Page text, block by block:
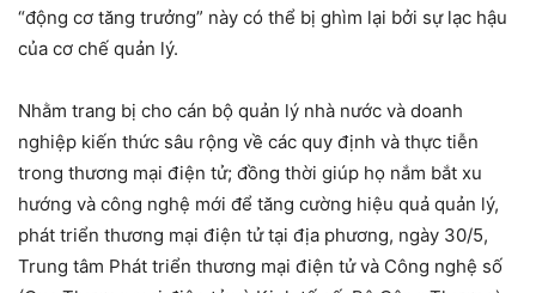
“động cơ tăng trưởng” này có thể bị ghìm lại bởi sự lạc hậu
của cơ chế quản lý.
Nhằm trang bị cho cán bộ quản lý nhà nước và doanh
nghiệp kiến thức sâu rộng về các quy định và thực tiễn
trong thương mại điện tử; đồng thời giúp họ nắm bắt xu
hướng và công nghệ mới để tăng cường hiệu quả quản lý,
phát triển thương mại điện tử tại địa phương, ngày 30/5,
Trung tâm Phát triển thương mại điện tử và Công nghệ số